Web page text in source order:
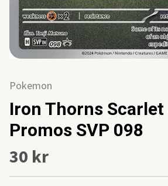
Pokemon
Iron Thorns
Promos SVP 098
30 kr